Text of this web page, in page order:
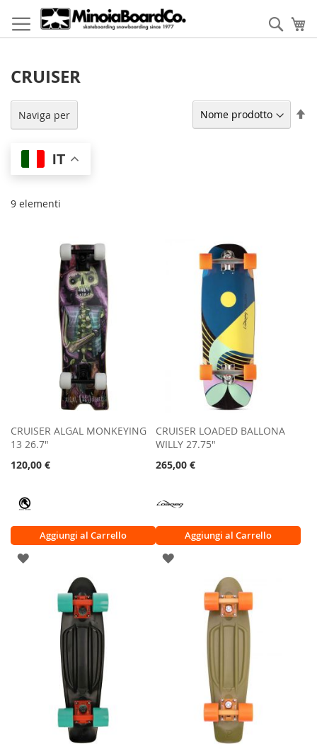
al
contenuto
Cerca
CRUISER
9 elementi
CRUISER ALGAL MONKEYING
13 26.7"
120,00 €
Aggiungi al Carrello
AGGIUNGI
DESIDERI
CRUISER LOADED BALLONA
WILLY 27.75"
265,00 €
Aggiungi al Carrello
AGGIUNGI
DESIDERI
Naviga per
IT